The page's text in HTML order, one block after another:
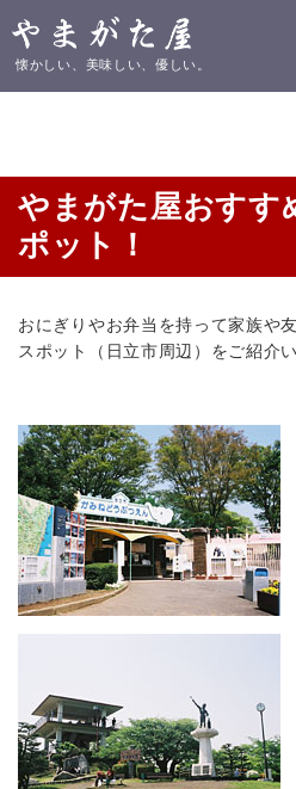
懐かしい、美味しい、優しい。
やまがた屋おすす
ポット！
おにぎりやお弁当を持って家族や
スポット（日立市周辺）をご紹介